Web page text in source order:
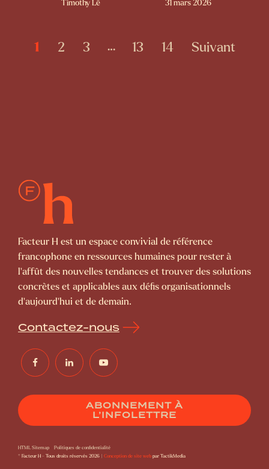
Timothy Lê 31 mars 2026
1 2 3 … 13 14 Suivant
Facteur H est un espace convivial de référence
francophone en ressources humaines pour rester à
l’affût des nouvelles tendances et trouver des solutions
concrètes et applicables aux défis organisationnels
d’aujourd’hui et de demain.
Contactez-nous
ABONNEMENT À
L’INFOLETTRE
HTML Sitemap
Politiques de confidentialité
© Facteur H - Tous droits réservés 2026 | Conception de site web par TactikMedia